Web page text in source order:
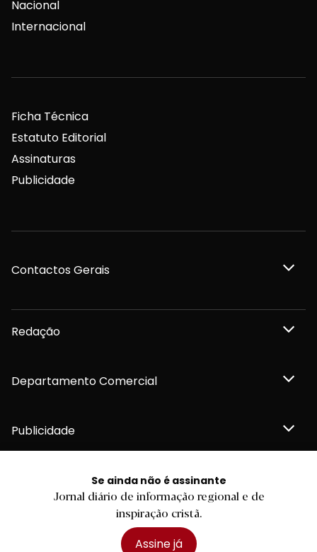
Se ainda não é assinante
Jornal diário de informação regional e de
inspiração cristã.
Assine já
Nacional
Internacional
Ficha Técnica
Estatuto Editorial
Assinaturas
Publicidade
Contactos Gerais
Redação
Departamento Comercial
Publicidade
Privacidade e Cookies
Declaração de compromisso FSC®
Política de Confidencialidade